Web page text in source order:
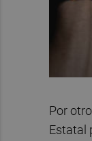
Por
Estatal